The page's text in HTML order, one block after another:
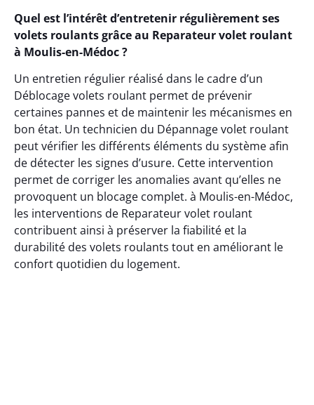
Quel est l’intérêt d’entretenir régulièrement ses
volets roulants grâce au Reparateur volet roulant
à Moulis-en-Médoc ?
Un entretien régulier réalisé dans le cadre d’un
Déblocage volets roulant permet de prévenir
certaines pannes et de maintenir les mécanismes en
bon état. Un technicien du Dépannage volet roulant
peut vérifier les différents éléments du système afin
de détecter les signes d’usure. Cette intervention
permet de corriger les anomalies avant qu’elles ne
provoquent un blocage complet. à Moulis-en-Médoc,
les interventions de Reparateur volet roulant
contribuent ainsi à préserver la fiabilité et la
durabilité des volets roulants tout en améliorant le
confort quotidien du logement.